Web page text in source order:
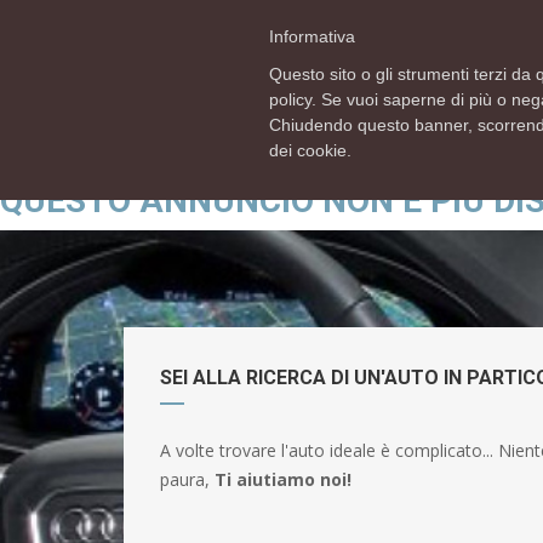
info@rsautomobili.com
QUESTO ANNUNCIO NON È PIÙ
SEI ALLA RICERCA DI UN'AUTO IN
A volte trovare l'auto ideale è complicato...
paura, Ti aiutiamo noi!
Informativa
Questo sito o gli strumenti terzi da
policy. Se vuoi saperne di più o
Chiudendo questo banner,
dei cookie.